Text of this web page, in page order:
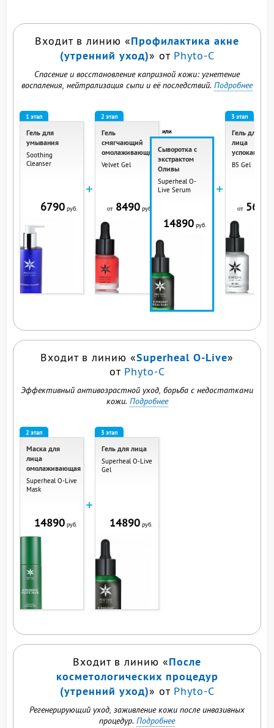
Входит в линию «Профилактика акне
(утренний уход)» от Phyto-C
Спасение и восстановление капризной кожи: угнетение
воспаления, нейтрализация сыпи и её последствий. Подробнее
1 этап
Гель для
умывания
Soothing
Cleanser
6790 руб.
+
2 этап
Гель
смягчающий
омолаживающий
Velvet Gel
от8490 руб.
или
Сыворотка с
экстрактом
Оливы
Superheal O-
Live Serum
ПРОДУКТ
14890 руб.
+
3 этап
Гель для
лица
B5 Gel
от5690
Входит в линию «Superheal O-Live»
от Phyto-C
Эффективный антивозрастной уход, борьба с недостатками
кожи. Подробнее
2 этап
Маска для
лица
омолаживающая
Superheal O-Live
Mask
14890 руб.
+
3 этап
Гель для лица
Superheal O-Live
Gel
14890 руб.
Входит в линию «После
косметологических процедур
(утренний уход)» от Phyto-C
Регенерирующий уход, заживление кожи после инвазивных
процедур. Подробнее